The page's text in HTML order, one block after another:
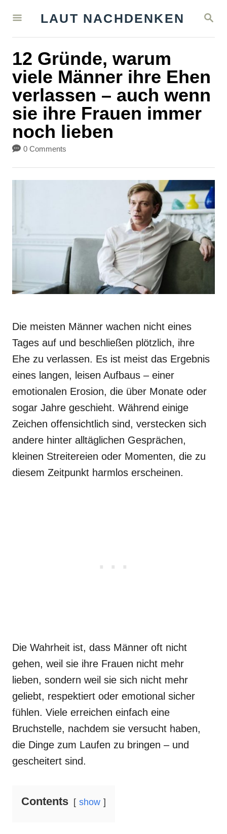
S
A
H
LAUT NACHDENKEN
12 Gründe, warum
viele Männer ihre Ehen
verlassen – auch wenn
sie ihre Frauen immer
noch lieben
0 Comments
Die meisten Männer wachen nicht eines
Tages auf und beschließen plötzlich, ihre
Ehe zu verlassen. Es ist meist das Ergebnis
eines langen, leisen Aufbaus – einer
emotionalen Erosion, die über Monate oder
sogar Jahre geschieht. Während einige
Zeichen offensichtlich sind, verstecken sich
andere hinter alltäglichen Gesprächen,
kleinen Streitereien oder Momenten, die zu
diesem Zeitpunkt harmlos erscheinen.
Die Wahrheit ist, dass Männer oft nicht
gehen, weil sie ihre Frauen nicht mehr
lieben, sondern weil sie sich nicht mehr
geliebt, respektiert oder emotional sicher
fühlen. Viele erreichen einfach eine
Bruchstelle, nachdem sie versucht haben,
die Dinge zum Laufen zu bringen – und
gescheitert sind.
Contents show